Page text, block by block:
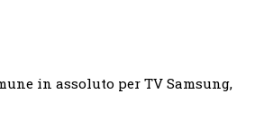
in assoluto per TV Samsung,